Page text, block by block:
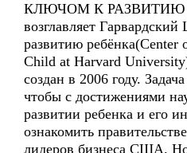
КЛЮЧОМ К
возглавляет
развитию ребёнка(Center
Child at Harvard
создан в 2006 году.
чтобы с достижениями
развитии ребенка и его
ознакомить
лидеров бизнеса США.